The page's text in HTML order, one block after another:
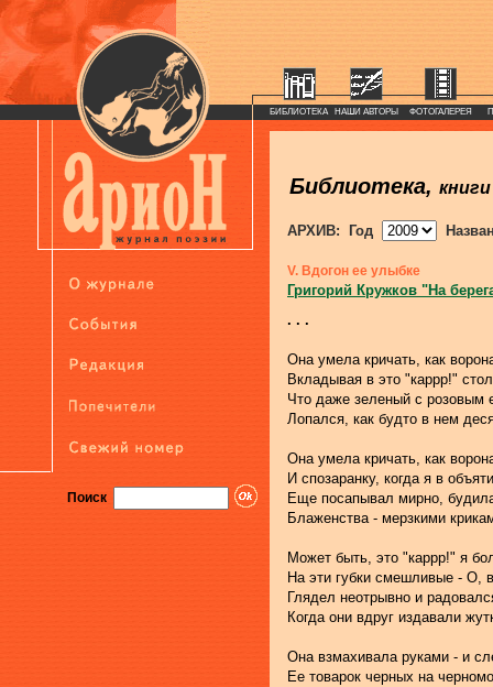
Поиск
БИБЛИОТЕКА НАШИ АВТОРЫ ФОТОГАЛЕРЕЯ
Библиотека, книги
АРХИВ: Год
V. Вдогон ее улыбке
Григорий Кружков "На
. . .
Она умела кричать, как
Вкладывая в это "каррр!"
Что даже зеленый с розовым
Лопался, как будто в нем
Она умела кричать, как
И спозаранку, когда я в
Еще посапывал мирно,
Блаженства - мерзкими
Может быть, это "каррр!" я
На эти губки смешливые - О,
Глядел неотрывно и
Когда они вдруг издавали
Она взмахивала руками - и
Ее товарок черных на